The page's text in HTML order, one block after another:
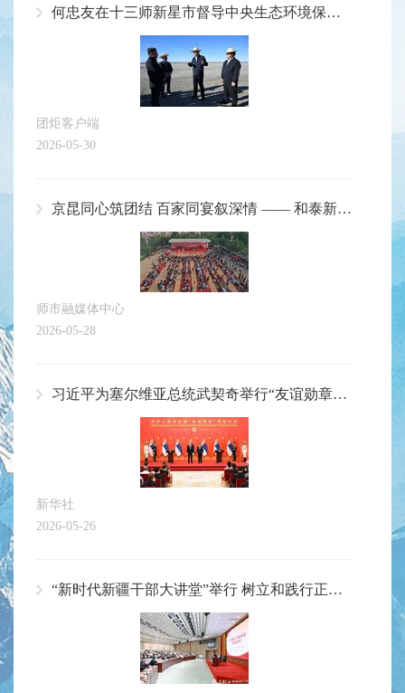
何忠友在十三师新星市督导中央生态环境保护督察整改工作
团炬客户端
2026-05-30
京昆同心筑团结 百家同宴叙深情 —— 和泰新区一月一主题文艺活动圆满落幕
师市融媒体中心
2026-05-28
习近平为塞尔维亚总统武契奇举行“友谊勋章”颁授仪式
新华社
2026-05-26
“新时代新疆干部大讲堂”举行 树立和践行正确政绩观专题辅导讲座